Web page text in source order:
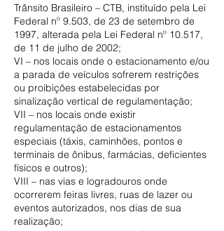
Trânsito Brasileiro – CTB, instituído pela Lei
Federal nº 9.503, de 23 de setembro de
1997, alterada pela Lei Federal nº 10.517,
de 11 de julho de 2002;
VI – nos locais onde o estacionamento e/ou
a parada de veículos sofrerem restrições
ou proibições estabelecidas por
sinalização vertical de regulamentação;
VII – nos locais onde existir
regulamentação de estacionamentos
especiais (táxis, caminhões, pontos e
terminais de ônibus, farmácias, deficientes
físicos e outros);
VIII – nas vias e logradouros onde
ocorrerem feiras livres, ruas de lazer ou
eventos autorizados, nos dias de sua
realização;